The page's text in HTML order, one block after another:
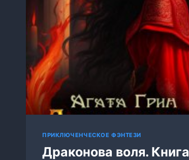
ПРИКЛЮЧЕНЧЕСКОЕ ФЭНТЕЗИ
Драконова воля. Книга